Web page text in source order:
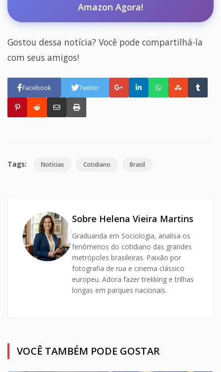
Amazon Agora!
Gostou dessa notícia? Você pode compartilhá-la
com seus amigos!
Facebook Twitter
Tags: Notícias Cotidiano Brasil
Sobre Helena Vieira Martins
Graduanda em Sociologia, analisa os
fenômenos do cotidiano das grandes
metrópoles brasileiras. Paixão por
fotografia de rua e cinema clássico
europeu. Adora fazer trekking e trilhas
longas em parques nacionais.
VOCÊ TAMBÉM PODE GOSTAR